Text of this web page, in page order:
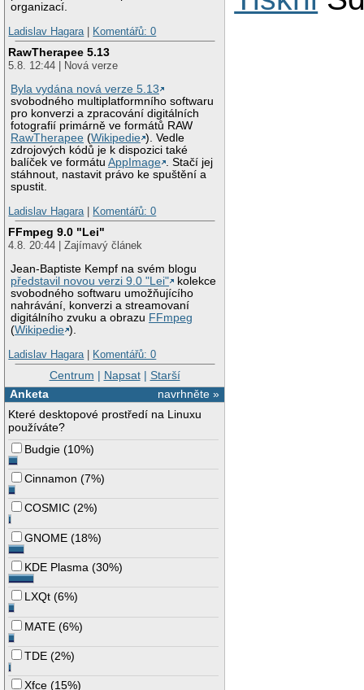
organizací.
Ladislav Hagara | Komentářů: 0
RawTherapee 5.13
5.8. 12:44 | Nová verze
Byla vydána nová verze 5.13
svobodného multiplatformního softwaru
pro konverzi a zpracování digitálních
fotografií primárně ve formátů RAW
RawTherapee (Wikipedie ). Vedle
zdrojových kódů je k dispozici také
balíček ve formátuAppImage
. Stačí jej
stáhnout, nastavit právo ke spuštění a
spustit.
Ladislav Hagara | Komentářů: 0
FFmpeg 9.0 "Lei"
4.8. 20:44 | Zajímavý článek
Jean-Baptiste Kempf na svém blogu
představil novou verzi 9.0 "Lei"
kolekce
svobodného softwaru umožňujícího
nahrávání, konverzi a streamovaní
digitálního zvuku a obrazu FFmpeg
(Wikipedie ).
Ladislav Hagara | Komentářů: 0
Centrum | Napsat| Starší
navrhněte »
Anketa
Které desktopové prostředí na Linuxu
používáte?
Budgie (10%)
Cinnamon (7%)
COSMIC (2%)
GNOME (18%)
KDE Plasma (30%)
LXQt (6%)
MATE (6%)
TDE (2%)
Xfce (15%)